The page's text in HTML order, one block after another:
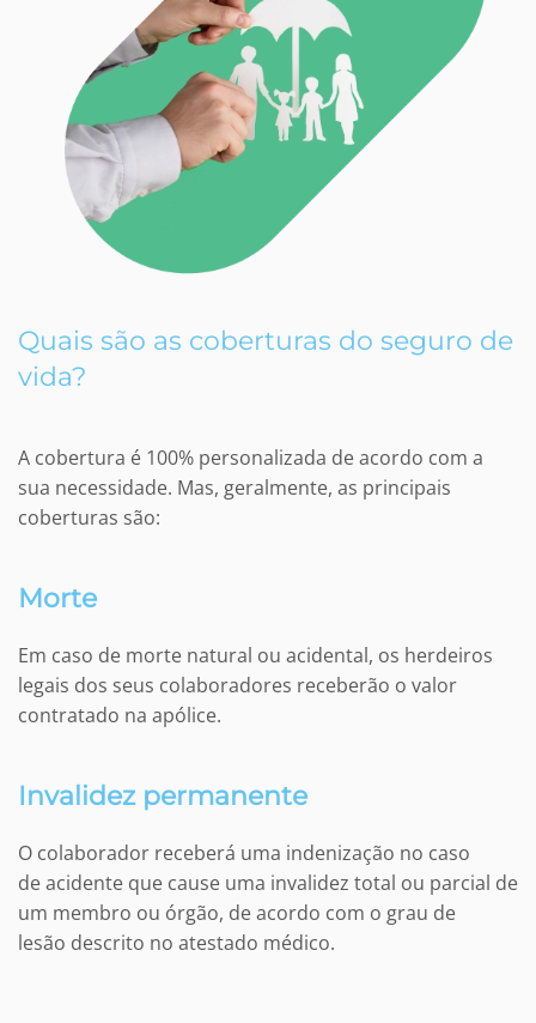
Quais são as coberturas do seguro de
vida?
A cobertura é 100% personalizada de acordo com a
sua necessidade. Mas, geralmente, as principais
coberturas são:
Morte
Em caso de morte natural ou acidental, os herdeiros
legais dos seus colaboradores receberão o valor
contratado na apólice.
Invalidez permanente
O colaborador receberá uma indenização no caso
de acidente que cause uma invalidez total ou parcial de
um membro ou órgão, de acordo com o grau de
lesão descrito no atestado médico.